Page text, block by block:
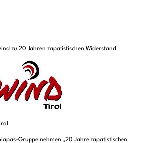
zu 20 Jahren zapatistischen Widerstand
Gruppe nehmen „20 Jahre zapatistischen